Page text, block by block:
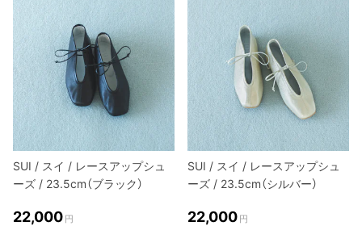
SUI / スイ / レースアップシュ
ーズ / 23.5cm（ブラック）
22,000 円
SUI / スイ / レースアップシュ
ーズ / 23.5cm（シルバー）
22,000 円